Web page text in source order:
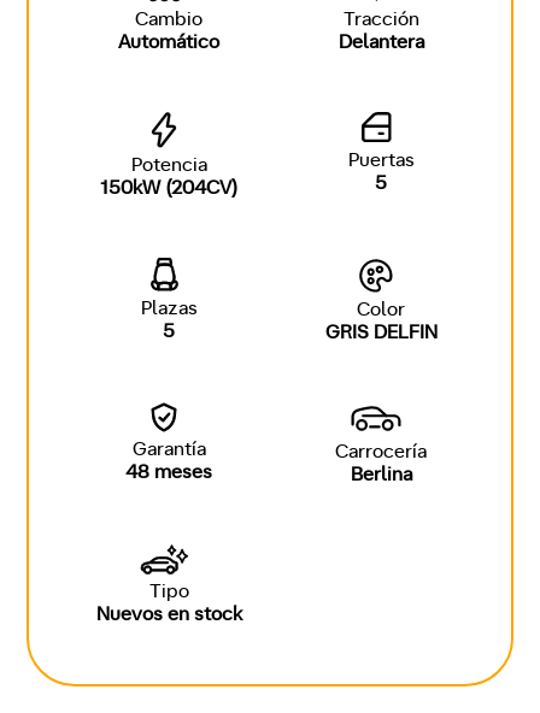
Cambio
Automático
Tracción
Delantera
Potencia
150kW (204CV)
Puertas
5
Plazas
5
Color
GRIS DELFIN
Garantía
48 meses
Carrocería
Berlina
Tipo
Nuevos en stock